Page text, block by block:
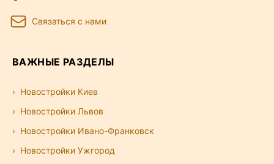
Связаться с нами
ВАЖНЫЕ РАЗДЕЛЫ
Новостройки Киев
Новостройки Львов
Новостройки Ивано-Франковск
Новостройки Ужгород